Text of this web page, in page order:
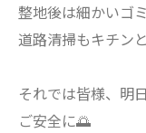
整地後は細かいゴ
道路清掃もキチン
それでは皆様、明
ご安全に🌅